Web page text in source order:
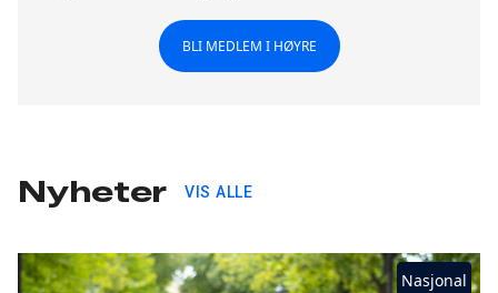
BLI MEDLEM I HØYRE
Nyheter VIS ALLE
Nasjonal